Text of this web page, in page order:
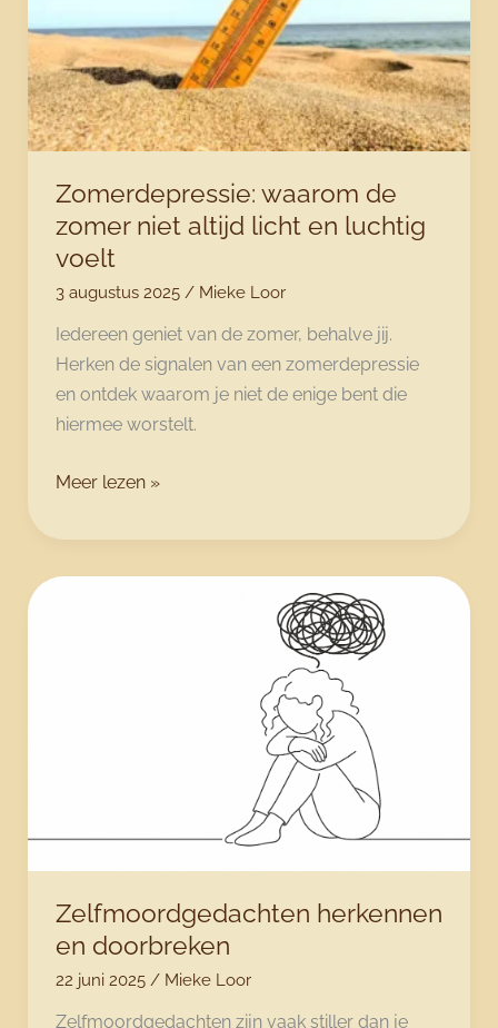
je
vertraagt.
Zomerdepressie: waarom de
zomer niet altijd licht en luchtig
voelt
3 augustus 2025 / Mieke Loor
Iedereen geniet van de zomer, behalve jij.
Herken de signalen van een zomerdepressie
en ontdek waarom je niet de enige bent die
hiermee worstelt.
Zomerdepressie:
de
zomer
Meer lezen »
Zelfmoordgedachten herkennen
en doorbreken
22 juni 2025 / Mieke Loor
Zelfmoordgedachten zijn vaak stiller dan je